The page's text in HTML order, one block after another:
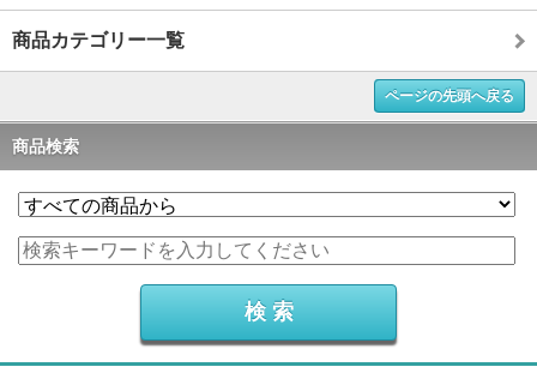
商品カテゴリー一覧
ページの先頭へ戻る
商品検索